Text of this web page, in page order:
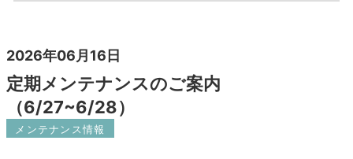
2026年06月16日
定期メンテナンスのご案内
（6/27~6/28）
メンテナンス情報